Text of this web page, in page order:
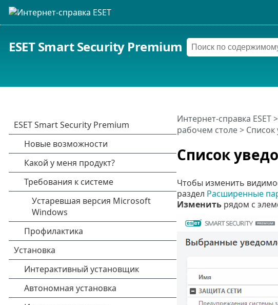
ESET Smart Security Premium
Список
Интернет-справка ESET>
рабочем столе> Список
Чтобы изменить
раздел Расширенные
Изменитьрядом с